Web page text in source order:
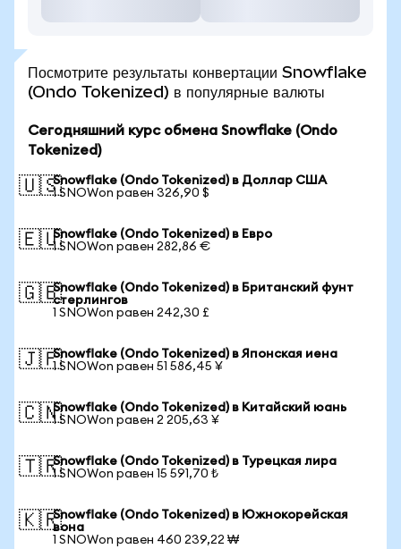
Посмотрите результаты конвертации Snowflake
(Ondo Tokenized) в популярные валюты
Сегодняшний курс обмена Snowflake (Ondo
Tokenized)
🇺🇸Snowflake (Ondo Tokenized) в Доллар США
1 SNOWon равен 326,90 $
🇪🇺Snowflake (Ondo Tokenized) в Евро
1 SNOWon равен 282,86 €
🇬🇧Snowflake (Ondo Tokenized) в Британский фунт
стерлингов
1 SNOWon равен 242,30 £
🇯🇵Snowflake (Ondo Tokenized) в Японская иена
1 SNOWon равен 51 586,45 ¥
🇨🇳Snowflake (Ondo Tokenized) в Китайский юань
1 SNOWon равен 2 205,63 ¥
🇹🇷Snowflake (Ondo Tokenized) в Турецкая лира
1 SNOWon равен 15 591,70 ₺
🇰🇷Snowflake (Ondo Tokenized) в Южнокорейская
вона
1 SNOWon равен 460 239,22 ₩